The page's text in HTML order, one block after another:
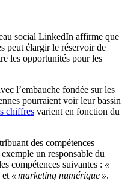
social LinkedIn affirme que
peut élargir le réservoir de
les opportunités pour les
l’embauche fondée sur les
pourraient voir leur bassin
chiffres varient en fonction du
des compétences
un responsable du
compétences suivantes : «
et « marketing numérique ».